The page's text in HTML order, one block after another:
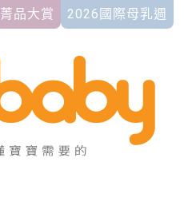
菁品大賞 2026國際母乳週